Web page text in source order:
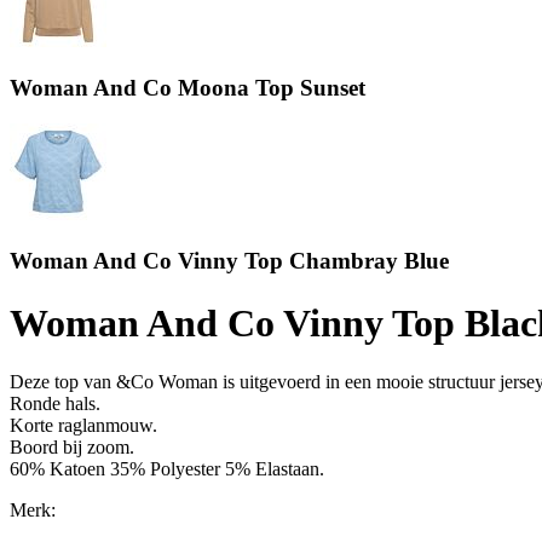
Woman And Co Moona Top Sunset
Woman And Co Vinny Top Chambray Blue
Woman And Co Vinny Top
Deze top van &Co Woman is uitgevoerd in een mooie structuur
Ronde hals.
Korte raglanmouw.
Boord bij zoom.
60% Katoen 35% Polyester 5% Elastaan.
Merk: